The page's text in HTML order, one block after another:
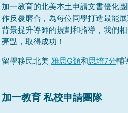
加一教育的北美本土申請文書優化
作反覆磨合，為每位同學打造最能
背景提升導師的規劃和指導，我們
亮點，取得成功！
留學移民北美 雅思G類和思培7分輔
加一教育 私校申請團隊